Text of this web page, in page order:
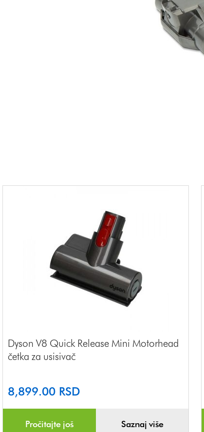
Dyson V8 Quick Release Mini Motorhead
četka za usisivač
8,899.00 RSD
Pročitajte još Saznaj više